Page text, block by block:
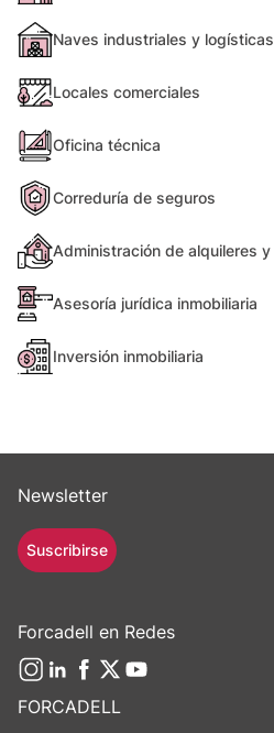
Naves industriales y logísticas
Locales comerciales
Oficina técnica
Correduría de seguros
Administración de alquileres
Asesoría jurídica inmobiliaria
Inversión inmobiliaria
FORCADELL
Newsletter
Suscribirse
Forcadell en Redes